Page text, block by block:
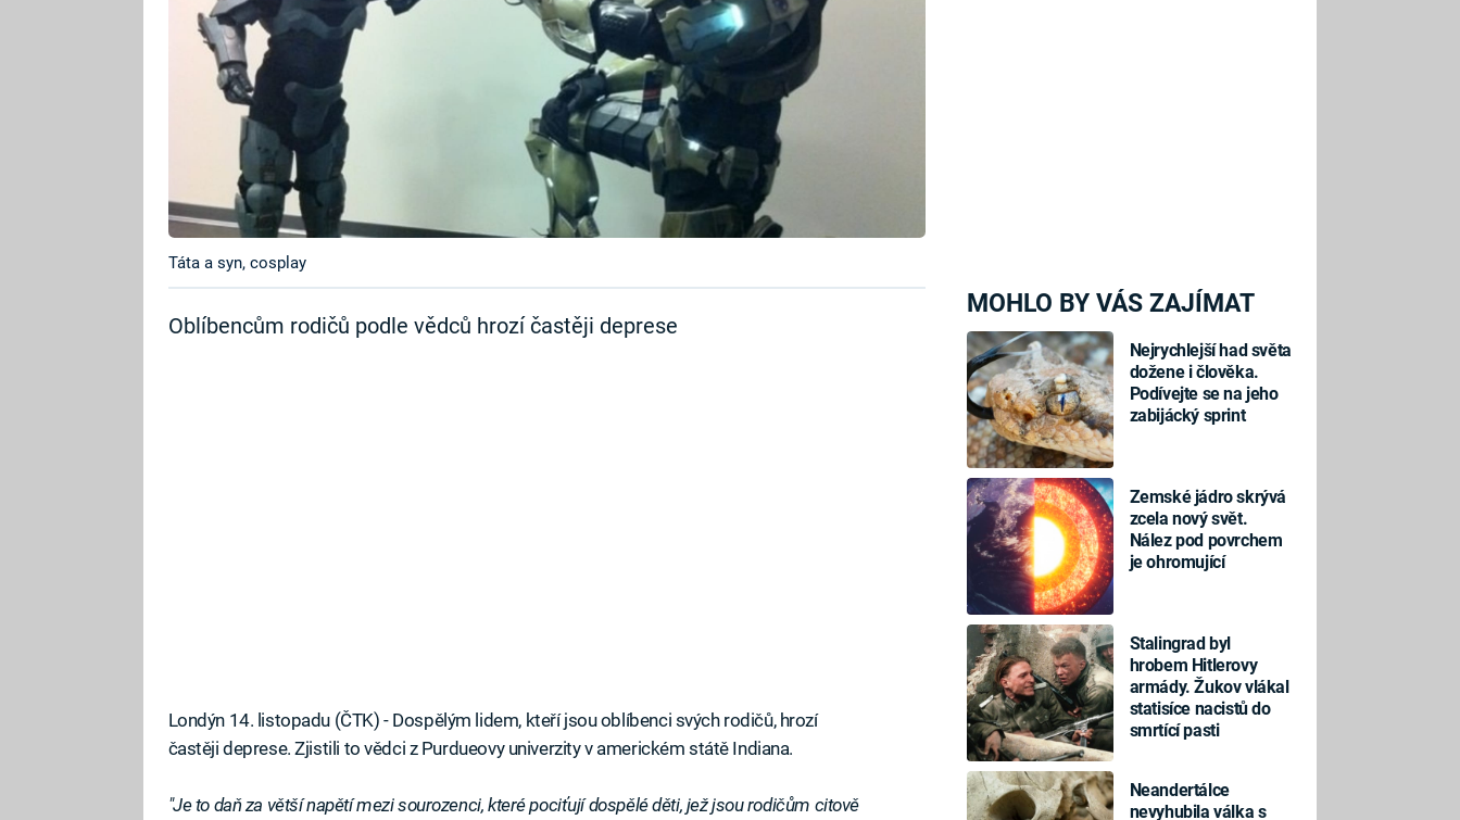
MOHLO BY VÁS ZAJÍMAT
Nejrychlejší had světa
dožene i člověka.
Podívejte se na jeho
zabijácký sprint
Zemské jádro skrývá
zcela nový svět.
Nález pod povrchem
je ohromující
Stalingrad byl
hrobem Hitlerovy
armády. Žukov vlákal
statisíce nacistů do
smrtící pasti
Neandertálce
nevyhubila válka s
Táta a syn, cosplay
Oblíbencům rodičů podle vědců hrozí častěji deprese
Londýn 14. listopadu (ČTK) - Dospělým lidem, kteří jsou oblíbenci svých rodičů, hrozí
častěji deprese. Zjistili to vědci z Purdueovy univerzity v americkém státě Indiana.
"Je to daň za větší napětí mezi sourozenci, které pociťují dospělé děti, jež jsou rodičům citově